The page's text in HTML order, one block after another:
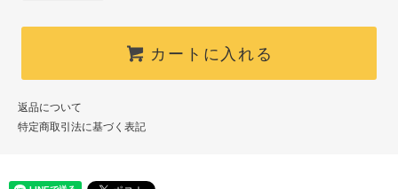
カートに入れる
返品について
特定商取引法に基づく表記